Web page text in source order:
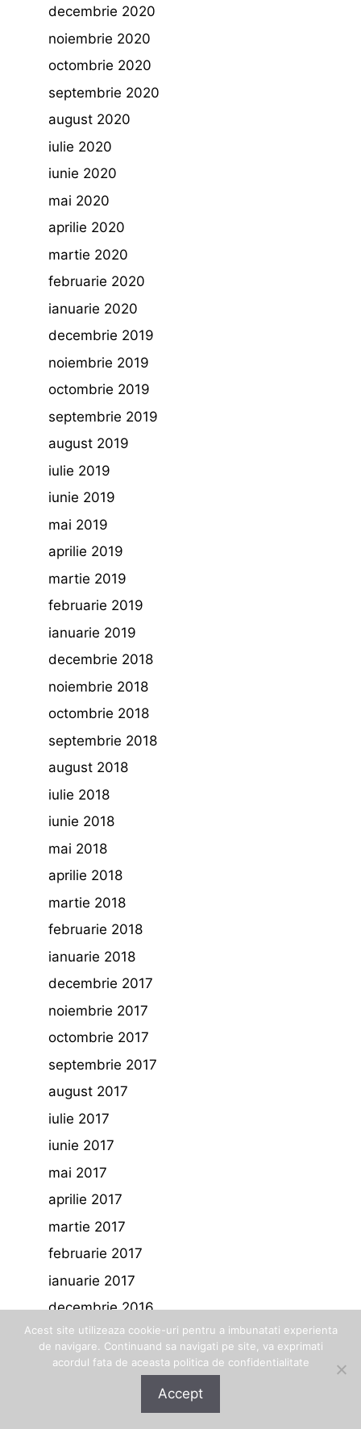
decembrie 2020
noiembrie 2020
octombrie 2020
septembrie 2020
august 2020
iulie 2020
iunie 2020
mai 2020
aprilie 2020
martie 2020
februarie 2020
ianuarie 2020
decembrie 2019
noiembrie 2019
octombrie 2019
septembrie 2019
august 2019
iulie 2019
iunie 2019
mai 2019
aprilie 2019
martie 2019
februarie 2019
ianuarie 2019
decembrie 2018
noiembrie 2018
octombrie 2018
septembrie 2018
august 2018
iulie 2018
iunie 2018
mai 2018
aprilie 2018
martie 2018
februarie 2018
ianuarie 2018
decembrie 2017
noiembrie 2017
octombrie 2017
septembrie 2017
august 2017
iulie 2017
iunie 2017
mai 2017
aprilie 2017
martie 2017
februarie 2017
ianuarie 2017
decembrie 2016
noiembrie 2016
octombrie 2016
Acest site utilizeaza cookie-uri pentru a imbunatati experienta
de navigare. Continuand sa navigati pe site, va exprimati
acordul fata de aceasta politica de confidentialitate
Accept